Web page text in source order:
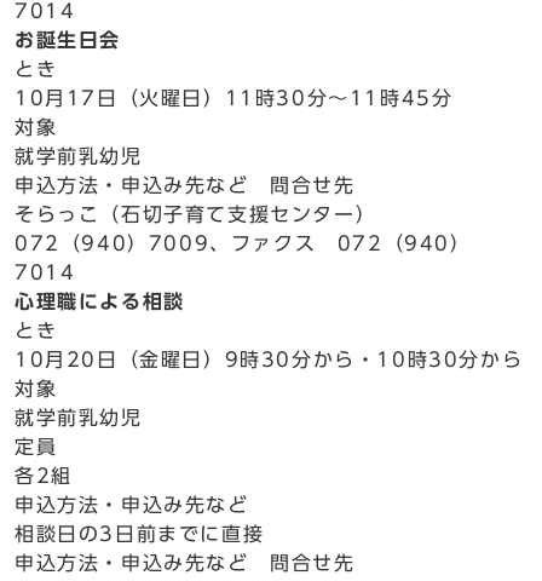
7014
お誕生日会
とき
10月17日（火曜日）11時30分～11時45分
対象
就学前乳幼児
申込方法・申込み先など 問合せ先
そらっこ（石切子育て支援センター）
072（940）7009、ファクス 072（940）
7014
心理職による相談
とき
10月20日（金曜日）9時30分から・10時30分から
対象
就学前乳幼児
定員
各2組
申込方法・申込み先など
相談日の3日前までに直接
申込方法・申込み先など 問合せ先